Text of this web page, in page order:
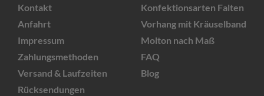
Kontakt
Anfahrt
Impressum
Zahlungsmethoden
Versand & Laufzeiten
Rücksendungen
Konfektionsarten Falten
Vorhang mit Kräuselband
Molton nach Maß
FAQ
Blog